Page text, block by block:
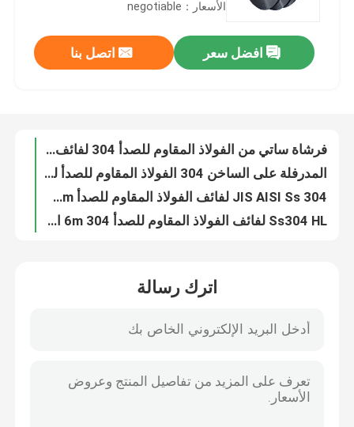
معلومات عنا
مراقبة الجودة
اتصل بنا
اطلب اقتباس
الأسعار：negotiable
افضل سعر اتصل بنا
لفائف الفولاذ المقاوم للصدأ المدرفلة على البارد 316L 409316 2B BA 800mm
ASTM AiSi JIS لفائف الفولاذ المقاوم للصدأ 316410430 Inox 201 1000mm
304N 310S الفولاذ المقاوم للصدأ قطاع لفائف لحام المعادن 100 مم
Aisi 304301L الفولاذ المقاوم للصدأ لفائف معدنية 2000mm المدرفلة على البارد
اترك رسالة